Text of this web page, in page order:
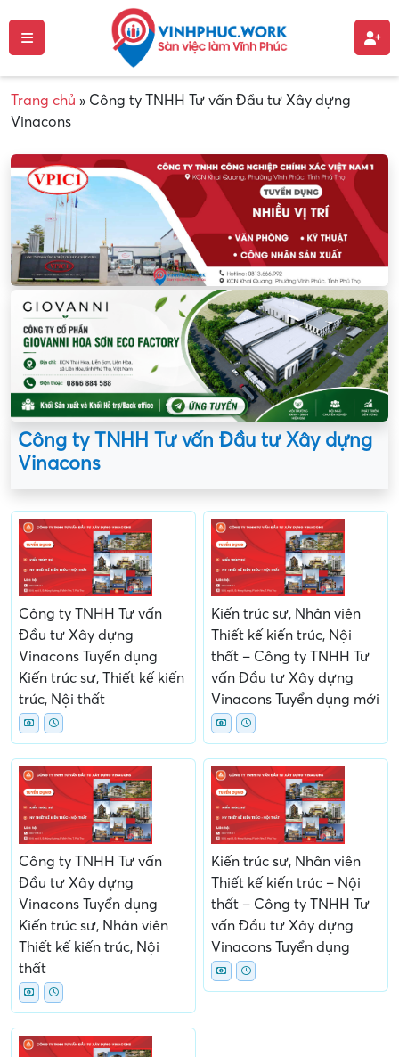
Trang chủ » Công ty TNHH Tư vấn Đầu tư Xây dựng
Vinacons
Công ty TNHH Tư vấn Đầu tư Xây dựng
Vinacons
Công ty TNHH Tư vấn
Đầu tư Xây dựng
Vinacons Tuyển dụng
Kiến trúc sư, Thiết kế kiến
trúc, Nội thất
Kiến trúc sư, Nhân viên
Thiết kế kiến trúc, Nội
thất – Công ty TNHH Tư
vấn Đầu tư Xây dựng
Vinacons Tuyển dụng mới
Công ty TNHH Tư vấn
Đầu tư Xây dựng
Vinacons Tuyển dụng
Kiến trúc sư, Nhân viên
Thiết kế kiến trúc, Nội
thất
Kiến trúc sư, Nhân viên
Thiết kế kiến trúc – Nội
thất – Công ty TNHH Tư
vấn Đầu tư Xây dựng
Vinacons Tuyển dụng